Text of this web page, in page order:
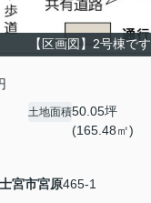
【区画図】2号棟です
土地面積50.05坪
(165.48㎡)
宮市宮原465-1